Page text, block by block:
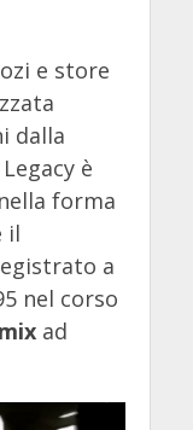
e store
dalla
è
forma
il
a
nel corso
ad